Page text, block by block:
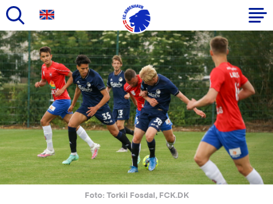
Gå
til
hovedindhold
Primær
navigation
Foto: Torkil Fosdal, FCK.DK